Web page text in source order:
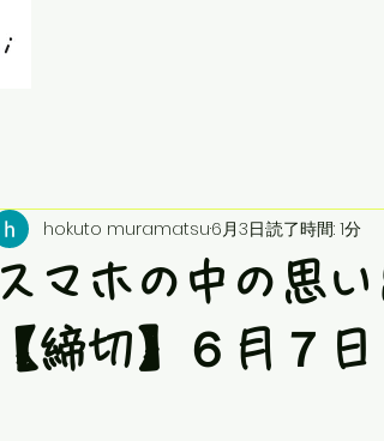
スマホの中の思
【締切】６月７日
hokuto muramatsu6月3日読了時間: 1分